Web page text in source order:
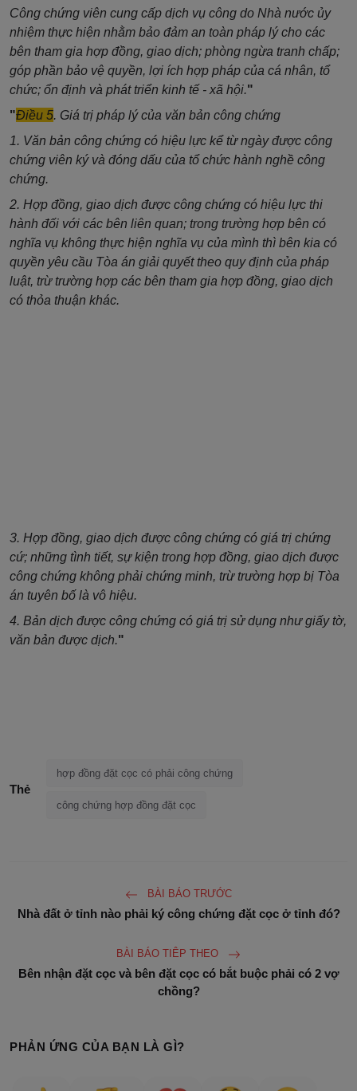
Công chứng viên cung cấp dịch vụ công do Nhà nước ủy
nhiệm thực hiện nhằm bảo đảm an toàn pháp lý cho các
bên tham gia hợp đồng, giao dịch; phòng ngừa tranh chấp;
góp phần bảo vệ quyền, lợi ích hợp pháp của cá nhân, tổ
chức; ổn định và phát triển kinh tế - xã hội."
"Điều 5. Giá trị pháp lý của văn bản công chứng
1. Văn bản công chứng có hiệu lực kể từ ngày được công
chứng viên ký và đóng dấu của tổ chức hành nghề công
chứng.
2. Hợp đồng, giao dịch được công chứng có hiệu lực thi
hành đối với các bên liên quan; trong trường hợp bên có
nghĩa vụ không thực hiện nghĩa vụ của mình thì bên kia có
quyền yêu cầu Tòa án giải quyết theo quy định của pháp
luật, trừ trường hợp các bên tham gia hợp đồng, giao dịch
có thỏa thuận khác.
3. Hợp đồng, giao dịch được công chứng có giá trị chứng
cứ; những tình tiết, sự kiện trong hợp đồng, giao dịch được
công chứng không phải chứng minh, trừ trường hợp bị Tòa
án tuyên bố là vô hiệu.
4. Bản dịch được công chứng có giá trị sử dụng như giấy tờ,
văn bản được dịch."
Thẻ
hợp đồng đặt cọc có phải công chứng
công chứng hợp đồng đặt cọc
BÀI BÁO TRƯỚC
Nhà đất ở tỉnh nào phải ký công chứng đặt cọc ở tỉnh đó?
BÀI BÁO TIÊP THEO
Bên nhận đặt cọc và bên đặt cọc có bắt buộc phải có 2 vợ
chồng?
PHẢN ỨNG CỦA BẠN LÀ GÌ?